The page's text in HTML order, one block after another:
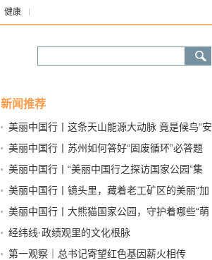
健康
新闻推荐
美丽中国行丨这条天山能源大动脉 竟是候鸟“安
全通道”
美丽中国行丨苏州如何答好“固废循环”必答题
美丽中国行丨“美丽中国行之探访国家公园”集
中采访启动
美丽中国行丨镜头里，藏着老工矿区的美丽“加
减法”
美丽中国行丨大熊猫国家公园，守护着哪些“萌
物”？
经纬线·政绩观里的文化根脉
第一观察｜总书记寄望红色基因薪火相传